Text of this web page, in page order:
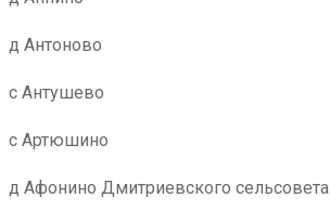
д Антоново
с Антушево
с Артюшино
д Афонино Дмитриевского сельсовета